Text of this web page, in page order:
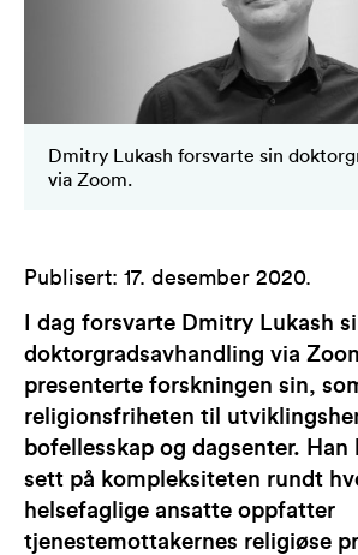
Dmitry Lukash forsvarte sin
via Zoom.
Publisert: 17. desember 2020.
I dag forsvarte Dmitry Lukash
doktorgradsavhandling via
presenterte forskningen sin,
religionsfriheten til
bofellesskap og dagsenter.
sett på kompleksiteten rundt
helsefaglige ansatte oppfatter
tjenestemottakernes religiøse